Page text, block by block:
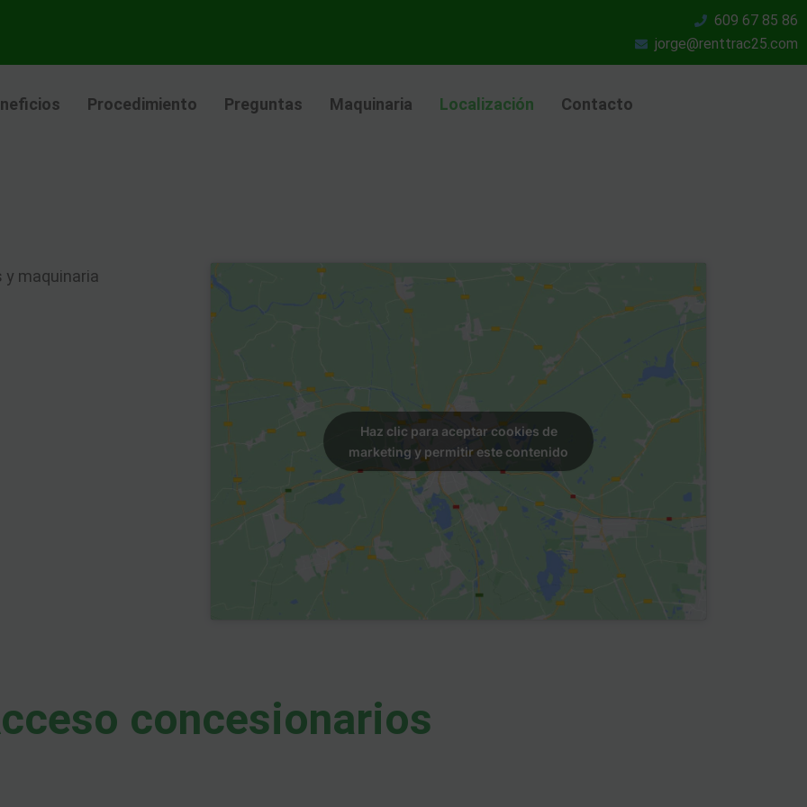
609 67 85 86
jorge@renttrac25.com
Procedimiento Preguntas Maquinaria Localización Contacto
y maquinaria
Haz clic para aceptar cookies de
marketing y permitir este contenido
concesionarios